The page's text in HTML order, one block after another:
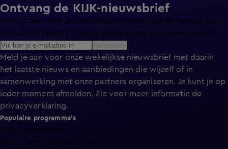
Ontvang de KIJK-nieuwsbrief
Meld je aan voor de nieuwsbrief en blijf op de hoogte van
het laatste nieuws over de programma’s en series op KIJK.
Meld je aan voor onze wekelijkse nieuwsbrief met daarin
het laatste nieuws en aanbiedingen die wijzelf of in
samenwerking met onze partners organiseren. Je kunt je op
ieder moment afmelden. Zie voor meer informatie de
privacyverklaring.
Populaire programma's
De Bondgenoten
A.S.S. - Anti Survival Show